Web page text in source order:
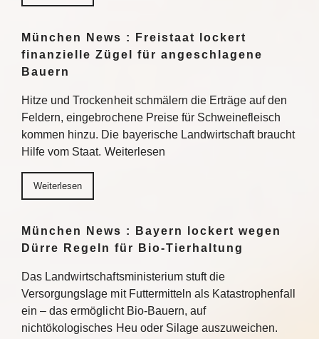
München News : Freistaat lockert
finanzielle Zügel für angeschlagene
Bauern
Hitze und Trockenheit schmälern die Erträge auf den
Feldern, eingebrochene Preise für Schweinefleisch
kommen hinzu. Die bayerische Landwirtschaft braucht
Hilfe vom Staat. Weiterlesen
Weiterlesen
München News : Bayern lockert wegen
Dürre Regeln für Bio-Tierhaltung
Das Landwirtschaftsministerium stuft die
Versorgungslage mit Futtermitteln als Katastrophenfall
ein – das ermöglicht Bio-Bauern, auf
nichtökologisches Heu oder Silage auszuweichen.